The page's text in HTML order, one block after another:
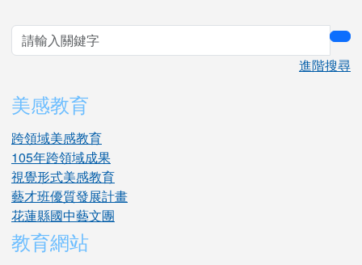
進階搜尋
美感教育
跨領域美感教育
105年跨領域成果
視覺形式美感教育
藝才班優質發展計畫
花蓮縣國中藝文團
教育網站